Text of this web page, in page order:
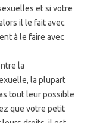
et si votre
il le fait avec
à le faire avec
la
la plupart
tout leur possible
que votre petit